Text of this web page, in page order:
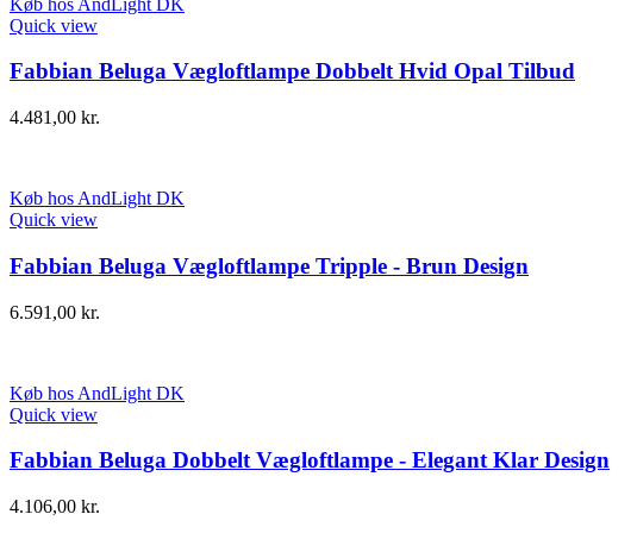
Quick view
Fabbian Beluga Vægloftlampe Dobbelt Hvid Opal Tilbud
4.481,00 kr.
Køb hos AndLight DK
Quick view
Fabbian Beluga Vægloftlampe Tripple - Brun Design
6.591,00 kr.
Køb hos AndLight DK
Quick view
Fabbian Beluga Dobbelt Vægloftlampe - Elegant Klar Design
4.106,00 kr.